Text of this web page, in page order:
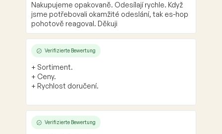
Nakupujeme opakovaně. Odesílají rychle. Když
jsme potřebovali okamžité odeslání, tak es-hop
pohotově reagoval. Děkuji
Verifizierte Bewertung
+ Sortiment.
+ Ceny.
+ Rychlost doručení.
Verifizierte Bewertung